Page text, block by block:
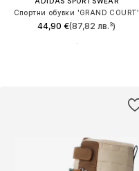
Спортни обувки 'GRAND COURT'
44,90 €(87,82 лв.³)